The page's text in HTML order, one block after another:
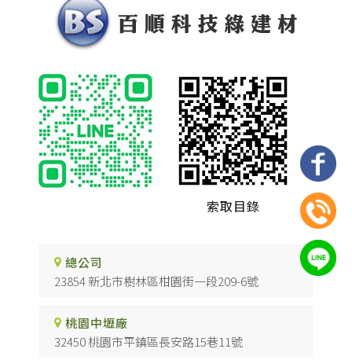
索取目錄
總公司
23854 新北市樹林區柑園街一段209-6號
桃園中壢廠
32450 桃園市平鎮區長安路15巷11號